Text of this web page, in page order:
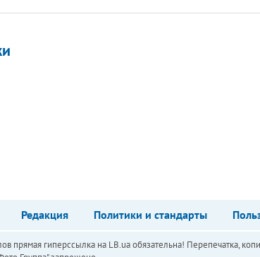
Редакция Политики и стандарты
прямая гиперссылка на LB.ua обязательна! Перепечатка,